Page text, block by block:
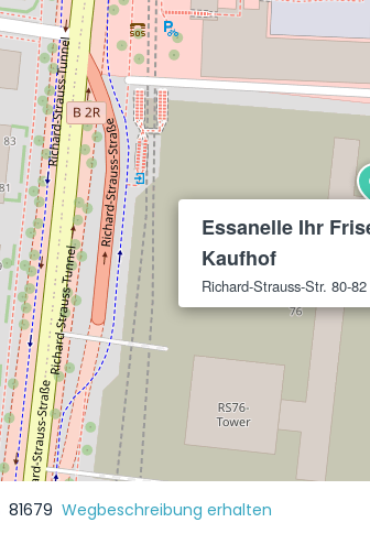
Essanelle Ihr
Kaufhof
Richard-Strauss-Str. 80-82
81679 Wegbeschreibung erhalten